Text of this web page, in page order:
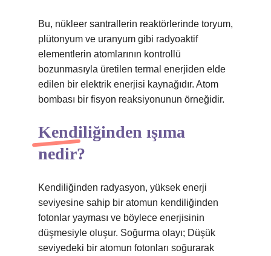
Bu, nükleer santrallerin reaktörlerinde toryum,
plütonyum ve uranyum gibi radyoaktif
elementlerin atomlarının kontrollü
bozunmasıyla üretilen termal enerjiden elde
edilen bir elektrik enerjisi kaynağıdır. Atom
bombası bir fisyon reaksiyonunun örneğidir.
Kendiliğinden ışıma
nedir?
Kendiliğinden radyasyon, yüksek enerji
seviyesine sahip bir atomun kendiliğinden
fotonlar yayması ve böylece enerjisinin
düşmesiyle oluşur. Soğurma olayı; Düşük
seviyedeki bir atomun fotonları soğurarak